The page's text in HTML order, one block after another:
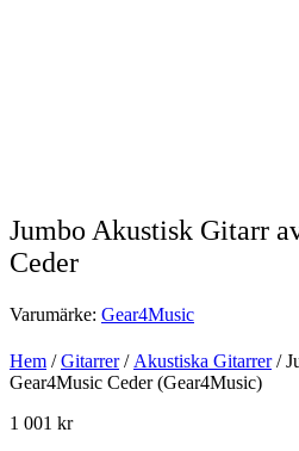
Jumbo Akustisk Gitarr
Ceder
Varumärke: Gear4Music
Hem /Gitarrer/Akustiska Gitarrer/
Gear4Music Ceder (Gear4Music)
1 001 kr